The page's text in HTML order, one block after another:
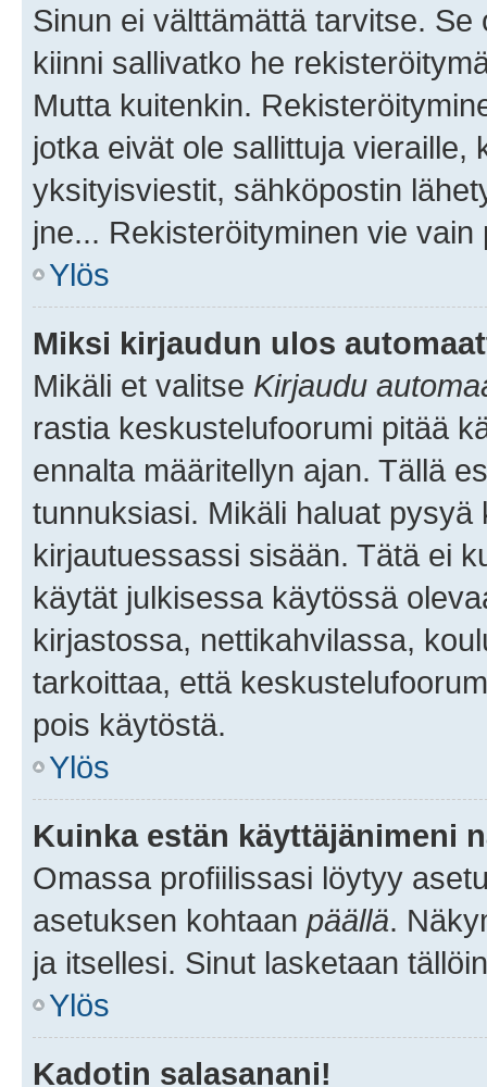
Sinun ei välttämättä tarvitse.
kiinni sallivatko he
Mutta kuitenkin.
jotka eivät ole sallittuja vieraille,
yksityisviestit, sähköpostin
jne... Rekisteröityminen vie
Ylös
Miksi kirjaudun ulos
Mikäli et valitse Kirjaudu
rastia keskustelufoorumi pitää
ennalta määritellyn ajan. Tällä
tunnuksiasi. Mikäli haluat
kirjautuessassi sisään. Tätä ei
käytät julkisessa käytössä
kirjastossa, nettikahvilassa,
tarkoittaa, että
pois käytöstä.
Ylös
Kuinka estän käyttäjänimeni
Omassa profiilissasi löytyy
asetuksen kohtaan päällä.
ja itsellesi. Sinut lasketaan
Ylös
Kadotin salasanani!